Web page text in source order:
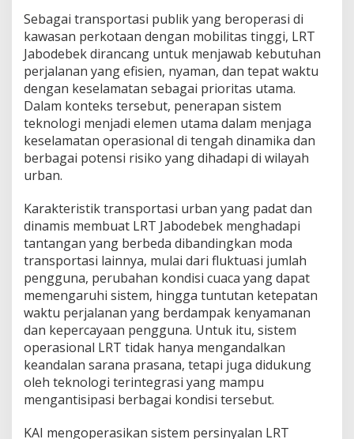
e
l
a
m
a
t
a
n
O
p
e
s
o
n
a
l
u
n
t
u
k
K
n
y
m
Sebagai transportasi publik yang beroperasi di
kawasan perkotaan dengan mobilitas tinggi, LRT
Jabodebek dirancang untuk menjawab kebutuhan
perjalanan yang efisien, nyaman, dan tepat waktu
dengan keselamatan sebagai prioritas utama.
Dalam konteks tersebut, penerapan sistem
teknologi menjadi elemen utama dalam menjaga
keselamatan operasional di tengah dinamika dan
berbagai potensi risiko yang dihadapi di wilayah
urban.
Karakteristik transportasi urban yang padat dan
dinamis membuat LRT Jabodebek menghadapi
tantangan yang berbeda dibandingkan moda
transportasi lainnya, mulai dari fluktuasi jumlah
pengguna, perubahan kondisi cuaca yang dapat
memengaruhi sistem, hingga tuntutan ketepatan
waktu perjalanan yang berdampak kenyamanan
dan kepercayaan pengguna. Untuk itu, sistem
operasional LRT tidak hanya mengandalkan
keandalan sarana prasana, tetapi juga didukung
oleh teknologi terintegrasi yang mampu
mengantisipasi berbagai kondisi tersebut.
KAI mengoperasikan sistem persinyalan LRT